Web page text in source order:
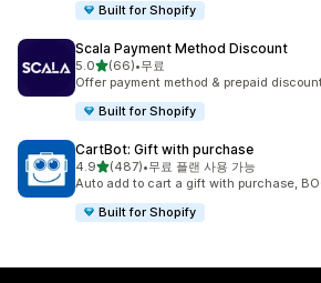
Built for Shopify
Scala Payment Method Discount
5.0별 5개 중
(66)
총 리뷰 66개
•무료
Offer payment method & prepaid
Built for Shopify
CartBot: Gift with purchase
4.9별 5개 중
(487)
총 리뷰 487개
•무료 플랜 사용 가능
Auto add to cart a gift with purchase,
Built for Shopify